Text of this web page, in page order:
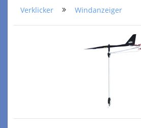
Verklicker Windanzeiger